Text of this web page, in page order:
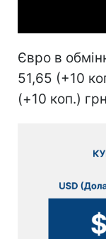
Євро в
51,65 (+10
(+10 коп.)